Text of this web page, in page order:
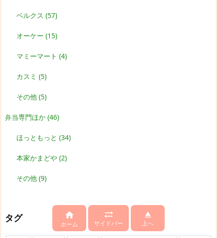
ベルクス(57)
オーケー(15)
マミーマート(4)
カスミ(5)
その他(5)
弁当専門ほか (46)
ほっともっと(34)
本家かまどや(2)
その他(9)
タグ 
ホーム

サイドバー

上へ